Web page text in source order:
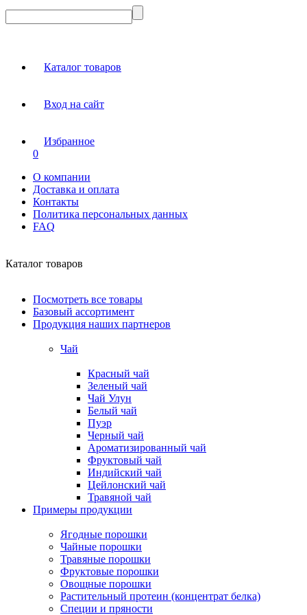
Каталог товаров
Вход на сайт
Избранное
0
О компании
Доставка и оплата
Контакты
Политика персональных данных
FAQ
Каталог товаров
Посмотреть все товары
Базовый ассортимент
Продукция наших партнеров
Чай
Красный чай
Зеленый чай
Чай Улун
Белый чай
Пуэр
Черный чай
Ароматизированный чай
Фруктовый чай
Индийский чай
Цейлонский чай
Травяной чай
Примеры продукции
Ягодные порошки
Чайные порошки
Травяные порошки
Фруктовые порошки
Овощные порошки
Растительный протеин (концентрат белка)
Специи и пряности